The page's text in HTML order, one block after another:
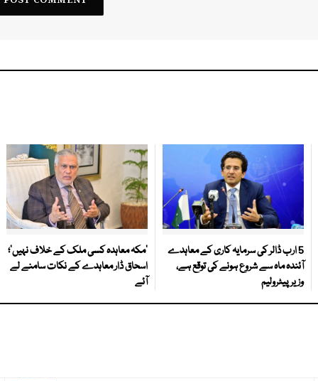
5 ارب ڈالر کی سرمایہ کاری کے معاہدے
آئندہ ماہ سے شروع ہونے کی توقع ہے،
وزیر پیٹرولیم
‘مکہ معاہدہ کسی ملک کے خلاف نہیں’؛
اسحاق ڈار معاہدے کے نکات سامنے لے
آئے